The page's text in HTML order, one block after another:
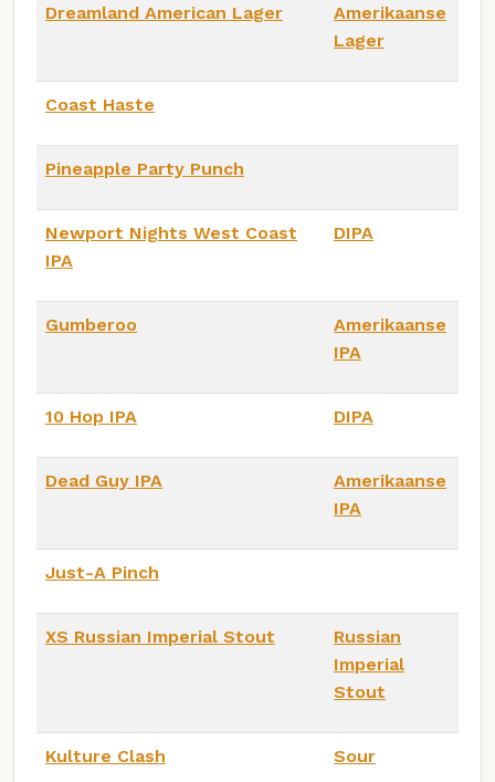
Dreamland American Lager
Amerikaanse
Lager
Coast Haste
Pineapple Party Punch
Newport Nights West Coast
IPA
DIPA
Gumberoo
Amerikaanse
IPA
10 Hop IPA DIPA
Dead Guy IPA
Amerikaanse
IPA
Just-A Pinch
XS Russian Imperial Stout
Russian
Imperial
Stout
Kulture Clash Sour